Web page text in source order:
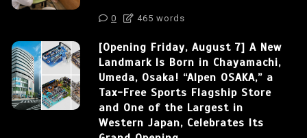
0 465 words
[Opening Friday, August 7] A New
Landmark Is Born in Chayamachi,
Umeda, Osaka! “Alpen OSAKA,” a
Tax-Free Sports Flagship Store
and One of the Largest in
Western Japan, Celebrates Its